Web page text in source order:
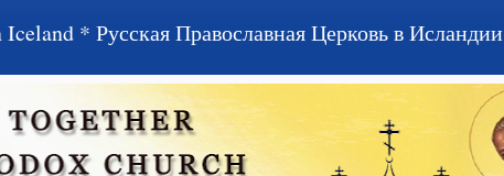
* Русская Православная Церковь в Исландии